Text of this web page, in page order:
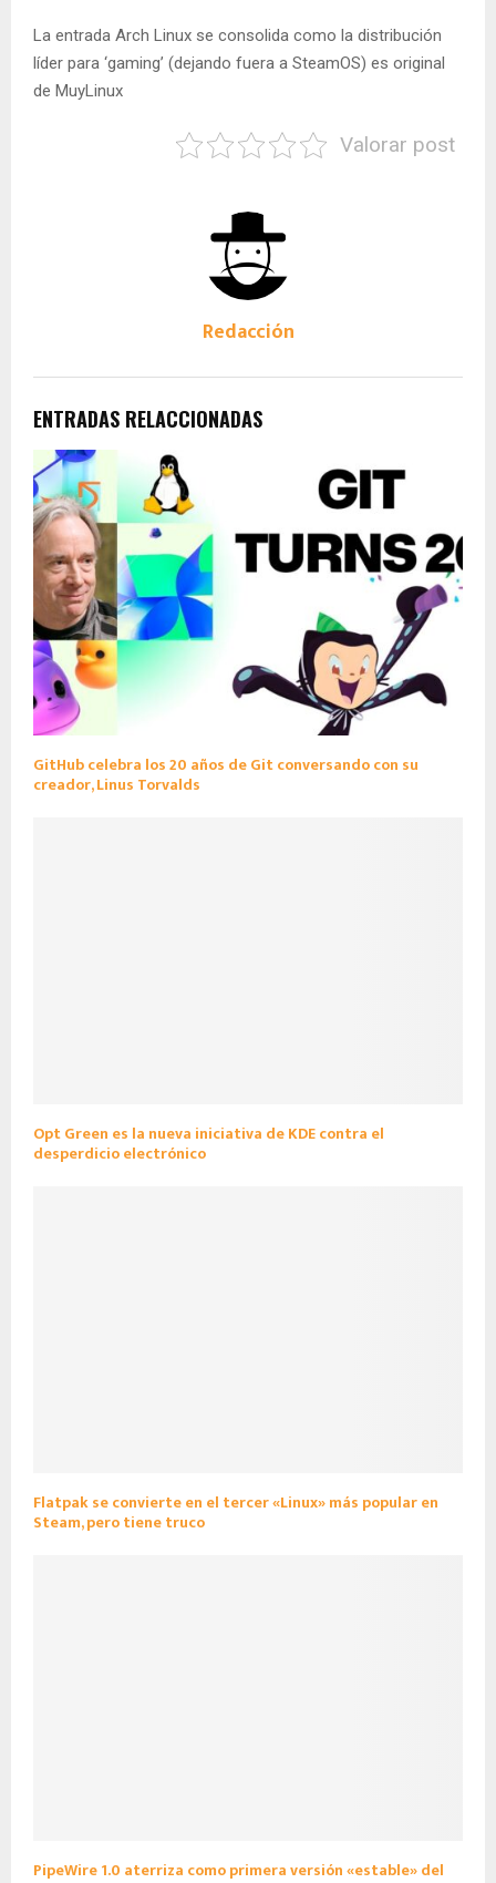
La entrada Arch Linux se consolida como la distribución
líder para ‘gaming’ (dejando fuera a SteamOS) es original
de MuyLinux
Valorar post
Redacción
ENTRADAS RELACCIONADAS
GitHub celebra los 20 años de Git conversando con su
creador, Linus Torvalds
Opt Green es la nueva iniciativa de KDE contra el
desperdicio electrónico
Flatpak se convierte en el tercer «Linux» más popular en
Steam, pero tiene truco
PipeWire 1.0 aterriza como primera versión «estable» del